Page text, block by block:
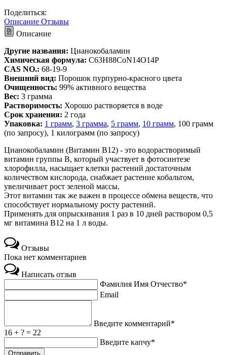
Поделиться:
Описание Отзывы
Описание
Другие названия: Цианокобаламин
Химическая формула: C63H88CoN14O14P
CAS NO.: 68-19-9
Внешний вид: Порошок пурпурно-красного цвета
Очищенность: 99% активного вещества
Вес: 3 грамма
Растворимость: Хорошо растворяется в воде
Срок хранения: 2 года
Упаковка: 1 грамм, 3 грамма, 5 грамм, 10 грамм, 100 грамм
(по запросу), 1 килограмм (по запросу)
Цианокобаламин (Витамин В12) - это водорастворимый
витамин группы В, который участвует в фотосинтезе
хлорофилла, насыщает клетки растений достаточным
количеством кислорода, снабжает растение кобальтом,
увеличивает рост зеленой массы.
Этот витамин так же важен в процессе обмена веществ, что
способствует нормальному росту растений.
Применять для опрыскивания 1 раз в 10 дней раствором 0,5
мг витамина В12 на 1 л воды.
Отзывы
Пока нет комментариев
Написать отзыв
Фамилия Имя Отчество*
Email
Введите комментарий*
16 + ? = 22
Введите капчу*